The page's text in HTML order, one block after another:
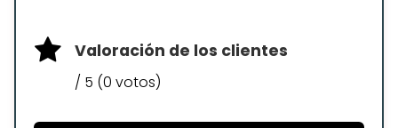
Valoración de los clientes
/ 5 (0 votos)